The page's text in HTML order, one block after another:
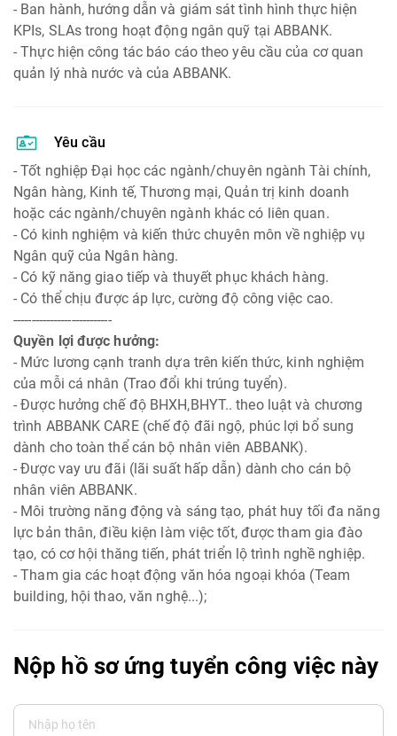
- Ban hành, hướng dẫn và giám sát tình hình thực hiện
KPIs, SLAs trong hoạt động ngân quỹ tại ABBANK.
- Thực hiện công tác báo cáo theo yêu cầu của cơ quan
quản lý nhà nước và của ABBANK.
Yêu cầu
- Tốt nghiệp Đại học các ngành/chuyên ngành Tài chính,
Ngân hàng, Kinh tế, Thương mại, Quản trị kinh doanh
hoặc các ngành/chuyên ngành khác có liên quan.
- Có kinh nghiệm và kiến thức chuyên môn về nghiệp vụ
Ngân quỹ của Ngân hàng.
- Có kỹ năng giao tiếp và thuyết phục khách hàng.
- Có thể chịu được áp lực, cường độ công việc cao.
---------------------------
Quyền lợi được hưởng:
- Mức lương cạnh tranh dựa trên kiến thức, kinh nghiệm
của mỗi cá nhân (Trao đổi khi trúng tuyển).
- Được hưởng chế độ BHXH,BHYT.. theo luật và chương
trình ABBANK CARE (chế độ đãi ngộ, phúc lợi bổ sung
dành cho toàn thể cán bộ nhân viên ABBANK).
- Được vay ưu đãi (lãi suất hấp dẫn) dành cho cán bộ
nhân viên ABBANK.
- Môi trường năng động và sáng tạo, phát huy tối đa năng
lực bản thân, điều kiện làm việc tốt, được tham gia đào
tạo, có cơ hội thăng tiến, phát triển lộ trình nghề nghiệp.
- Tham gia các hoạt động văn hóa ngoại khóa (Team
building, hội thao, văn nghệ...);
Nộp hồ sơ ứng tuyển công việc này